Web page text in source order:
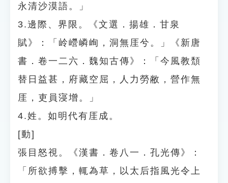
永清沙漠語。」
3.邊際、界限。《文選．揚雄．甘泉
賦》：「岭巆嶙峋，洞無厓兮。」《新唐
書．卷一二六．魏知古傳》：「今風教頹
替日益甚，府藏空屈，人力勞敝，營作無
厓，吏員寖增。」
4.姓。如明代有厓成。
[動]
張目怒視。《漢書．卷八一．孔光傳》：
「所欲搏擊，輒為草，以太后指風光令上